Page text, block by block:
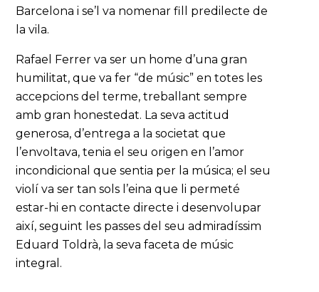
Barcelona i se’l va nomenar fill predilecte de
la vila.
Rafael Ferrer va ser un home d’una gran
humilitat, que va fer “de músic” en totes les
accepcions del terme, treballant sempre
amb gran honestedat. La seva actitud
generosa, d’entrega a la societat que
l’envoltava, tenia el seu origen en l’amor
incondicional que sentia per la música; el seu
violí va ser tan sols l’eina que li permeté
estar-hi en contacte directe i desenvolupar
així, seguint les passes del seu admiradíssim
Eduard Toldrà, la seva faceta de músic
integral.